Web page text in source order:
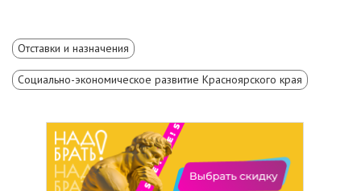
Отставки и назначения
Социально-экономическое развитие Красноярского края